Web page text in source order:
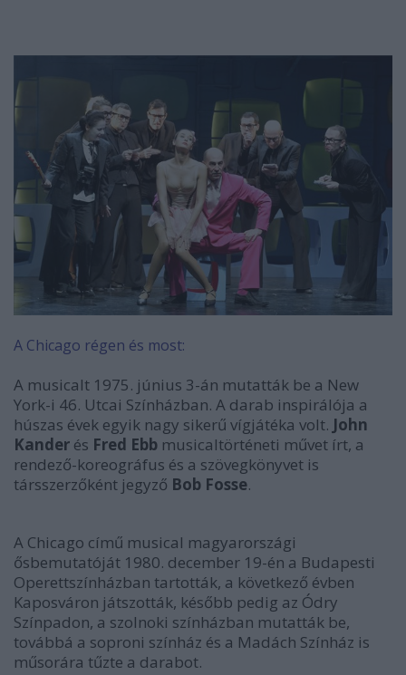
A Chicago régen és most:
A musicalt 1975. június 3-án mutatták be a New
York-i 46. Utcai Színházban. A darab inspirálója a
húszas évek egyik nagy sikerű vígjátéka volt. John
Kander és Fred Ebb musicaltörténeti művet írt, a
rendező-koreográfus és a szövegkönyvet is
társszerzőként jegyző Bob Fosse.
A Chicago című musical magyarországi
ősbemutatóját 1980. december 19-én a Budapesti
Operettszínházban tartották, a következő évben
Kaposváron játszották, később pedig az Ódry
Színpadon, a szolnoki színházban mutatták be,
továbbá a soproni színház és a Madách Színház is
műsorára tűzte a darabot.